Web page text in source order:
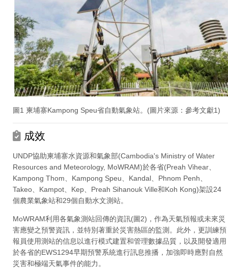
圖1 柬埔寨Kampong Speu省自動氣象站。(圖片來源：參考文獻1)
成效
UNDP協助柬埔寨水資源和氣象部(Cambodia's Ministry of Water
Resources and Meteorology, MoWRAM)於各省(Preah Vihear、
Kampong Thom、Kampong Speu、Kandal、Phnom Penh、
Takeo、Kampot、Kep、Preah Sihanouk Ville和Koh Kong)架設24
個農業氣象站和29個自動水文測站。
MoWRAM利用各氣象測站回傳的資訊(圖2)，作為天氣預報或未來災
害應變之預警資訊，並特別著重於災害熱區的監測。此外，更訓練預
報員使用測站的信息以進行模式建置和管理數據品質，以及開發適用
於各省的EWS1294早期預警系統進行訊息推播，加強即時應對自然
災害和極端天氣事件的能力。